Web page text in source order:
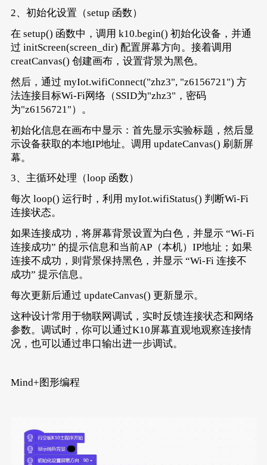
        k10.canvas->canvasText(
// 再次显示当前的本机IP地址，字体大小为7，
        k10.canvas->canvasText((
String ("IP地
k10.canvas-
    }
else {
        k10.setScreenBackground(
0x000000);
// 显示连接失败的提示信息，字体大小为5，颜
        k10.canvas->canvasText(
    }
}
2、初始化设置（setup 函数）
在 setup() 函数中，调用 k10.begin() 初始化设备，并通
过 initScreen(screen_dir) 配置屏幕方向。接着调用
creatCanvas() 创建画布，设置背景为黑色。
然后，通过 myIot.wifiConnect("zhz3", "z6156721") 方
法连接目标Wi-Fi网络（SSID为"zhz3"，密码
为"z6156721"）。
初始化信息在画布中显示：首先显示实验标题，然后显
示设备获取的本地IP地址。调用 updateCanvas() 刷新屏
幕。
3、主循环处理（loop 函数）
每次 loop() 运行时，利用 myIot.wifiStatus() 判断Wi-Fi
连接状态。
如果连接成功，将屏幕背景设置为白色，并显示 “Wi-Fi
连接成功” 的提示信息和当前AP（本机）IP地址；如果
连接不成功，则背景保持黑色，并显示 “Wi-Fi 连接不
成功” 提示信息。
每次更新后通过 updateCanvas() 更新显示。
这种设计常用于物联网调试，实时反馈连接状态和网络
参数。调试时，你可以通过K10屏幕直观地观察连接情
况，也可以通过串口输出进一步调试。
Mind+图形编程